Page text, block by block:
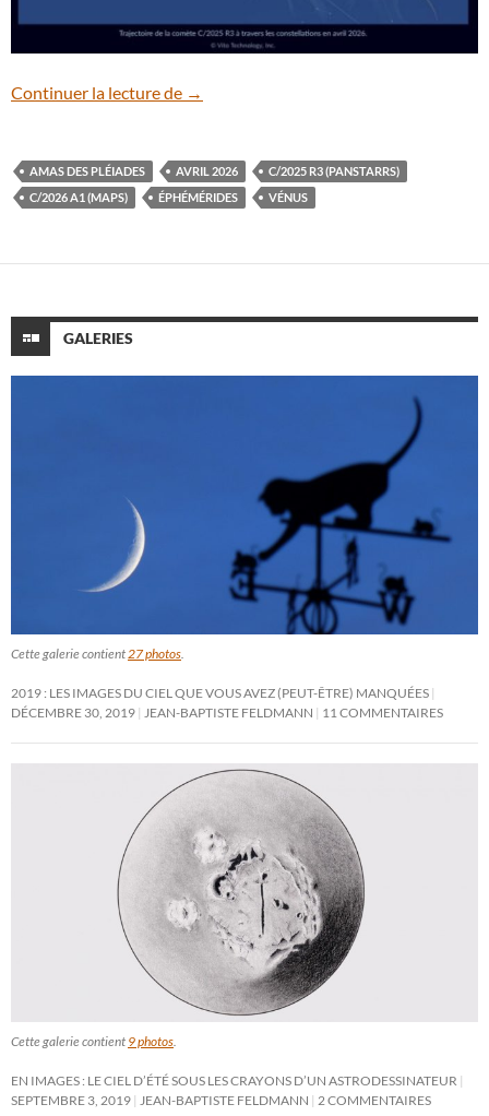
Continuer la lecture de Éphémérides : le ciel du mois d’avril 2026
→
AMAS DES PLÉIADES AVRIL 2026
C/2025 R3 (PANSTARRS)
C/2026 A1 (MAPS)
ÉPHÉMÉRIDES VÉNUS
GALERIES
Cette galerie contient27 photos.
2019 : LES IMAGES DU CIEL QUE VOUS AVEZ (PEUT-ÊTRE) MANQUÉES
DÉCEMBRE 30, 2019 JEAN-BAPTISTE FELDMANN 11 COMMENTAIRES
Cette galerie contient 9 photos.
EN IMAGES : LE CIEL D’ÉTÉ SOUS LES CRAYONS D’UN ASTRODESSINATEUR
SEPTEMBRE 3, 2019 JEAN-BAPTISTE FELDMANN 2 COMMENTAIRES